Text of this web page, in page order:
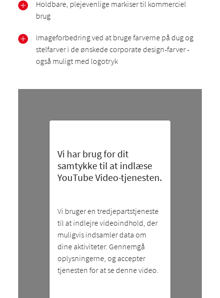
Holdbare, plejevenlige markiser til kommerciel
brug
Imageforbedring ved at bruge farverne på dug og
stelfarver i de ønskede corporate design-farver -
også muligt med logotryk
Vi har brug for dit
samtykke til at indlæse
YouTube Video-tjenesten.
Vi bruger en tredjepartstjeneste
til at indlejre videoindhold, der
muligvis indsamler data om
dine aktiviteter. Gennemgå
oplysningerne, og accepter
tjenesten for at se denne video.